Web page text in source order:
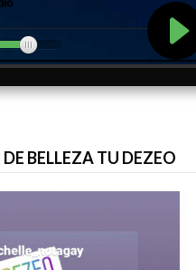
BELLEZA TU DEZEO